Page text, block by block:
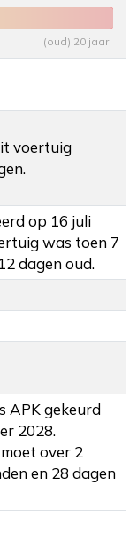
(oud) 20 jaar
voertuig
op 16 juli
was toen 7
dagen oud.
APK gekeurd
2028.
over 2
en 28 dagen